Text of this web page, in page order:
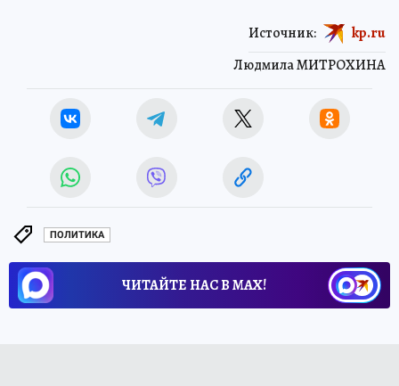
Людмила МИТРОХИНА
Источник: kp.ru
ПОЛИТИКА
ЧИТАЙТЕ НАС В МАХ!